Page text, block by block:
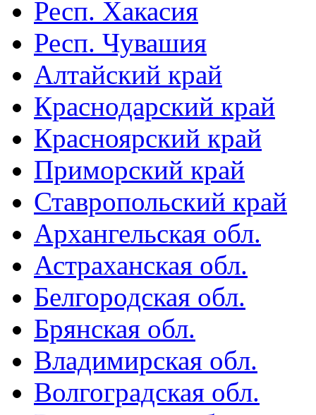
Респ. Хакасия
Респ. Чувашия
Алтайский край
Краснодарский край
Красноярский край
Приморский край
Ставропольский край
Архангельская обл.
Астраханская обл.
Белгородская обл.
Брянская обл.
Владимирская обл.
Волгоградская обл.